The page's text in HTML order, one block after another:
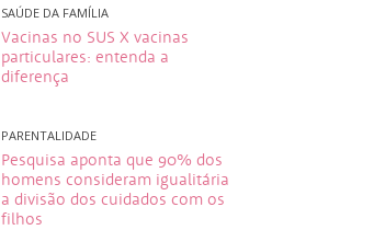
SAÚDE DA FAMÍLIA
Vacinas no SUS X vacinas
particulares: entenda a
diferença
PARENTALIDADE
Pesquisa aponta que 90% dos
homens consideram igualitária
a divisão dos cuidados com os
filhos